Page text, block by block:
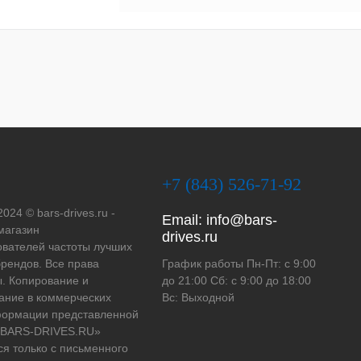
© bars-drives.ru -
частоты лучших
Все права
Копирование и
в коммерческих
представленной
DRIVES.RU»
только с письменного
+7 (843) 526-71-92
Email: info@bars-
drives.ru
График работы Пн-Пт: с 9:00
до 21:00 Сб: с 9:00 до 18:00
Вс: Выходной